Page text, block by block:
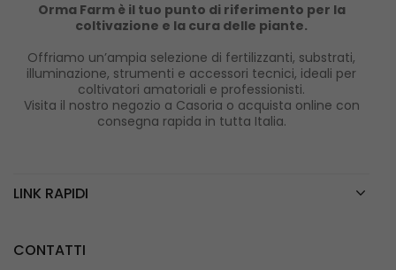
Orma Farm è il tuo punto di riferimento per la
coltivazione e la cura delle piante.
Offriamo un’ampia selezione di fertilizzanti, substrati,
illuminazione, strumenti e accessori tecnici, ideali per
coltivatori amatoriali e professionisti.
Visita il nostro negozio a Casoria o acquista online con
consegna rapida in tutta Italia.
LINK RAPIDI
CONTATTI